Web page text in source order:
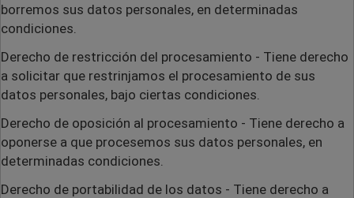
borremos sus datos personales, en determinadas
condiciones.
Derecho de restricción del procesamiento - Tiene derecho
a solicitar que restrinjamos el procesamiento de sus
datos personales, bajo ciertas condiciones.
Derecho de oposición al procesamiento - Tiene derecho a
oponerse a que procesemos sus datos personales, en
determinadas condiciones.
Derecho de portabilidad de los datos - Tiene derecho a